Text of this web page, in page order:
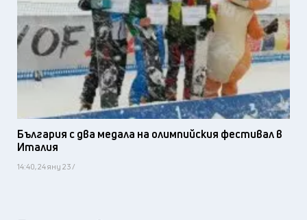
България с два медала на олимпийския фестивал в
Италия
14:40, 24 яну 23 /